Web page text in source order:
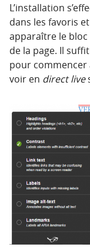
L’installation
dans les favoris
apparaître le
de la page. Il
pour commencer
voir en direct live